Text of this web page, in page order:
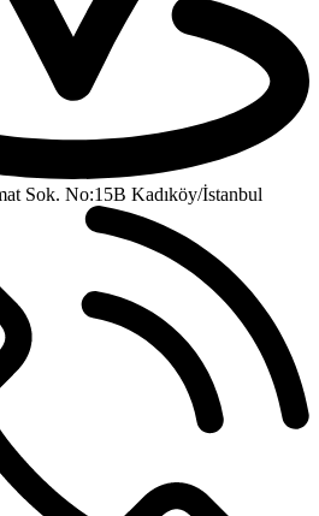
Sok. No:15B Kadıköy/İstanbul